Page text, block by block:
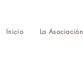
Inicio La Asociación